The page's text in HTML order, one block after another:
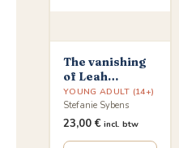
The vanishing
of Leah
Lockwood
YOUNG ADULT (14+)
Stefanie Sybens
23,00 € incl. btw